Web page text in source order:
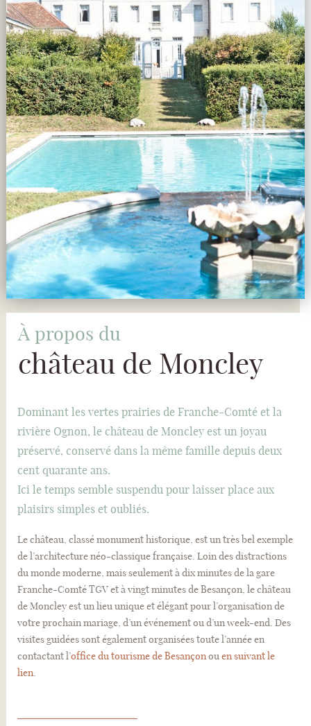
À propos du
château de Moncley
Dominant les vertes prairies de Franche-Comté et la
rivière Ognon, le château de Moncley est un joyau
préservé, conservé dans la même famille depuis deux
cent quarante ans.
Ici le temps semble suspendu pour laisser place aux
plaisirs simples et oubliés.
Le château, classé monument historique, est un très bel exemple
de l’architecture néo-classique française. Loin des distractions
du monde moderne, mais seulement à dix minutes de la gare
Franche-Comté TGV et à vingt minutes de Besançon, le château
de Moncley est un lieu unique et élégant pour l’organisation de
votre prochain mariage, d’un événement ou d’un week-end. Des
visites guidées sont également organisées toute l’année en
contactant l’office du tourisme de Besançonou en suivant le
lien.